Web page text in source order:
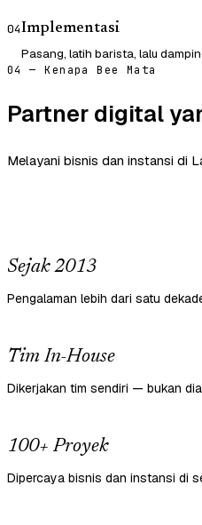
04Implementasi
Pasang, latih barista, lalu
04 — Kenapa Bee Mata
Partner digital
Melayani bisnis dan instansi di
Sejak 2013
Pengalaman lebih dari satu
Tim In-House
Dikerjakan tim sendiri — bukan
100+ Proyek
Dipercaya bisnis dan instansi di